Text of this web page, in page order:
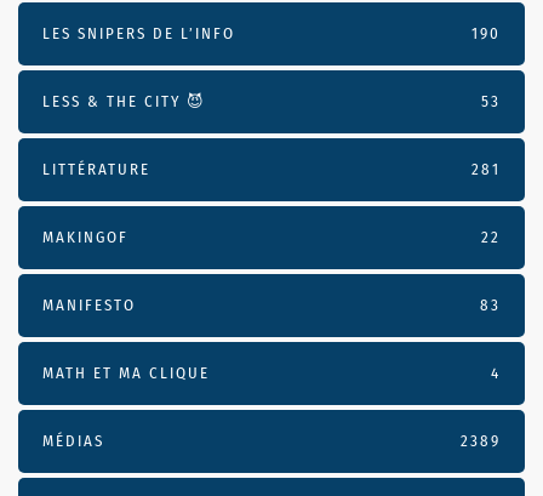
LES SNIPERS DE L’INFO 190
LESS & THE CITY 😈 53
LITTÉRATURE 281
MAKINGOF 22
MANIFESTO 83
MATH ET MA CLIQUE 4
MÉDIAS 2389